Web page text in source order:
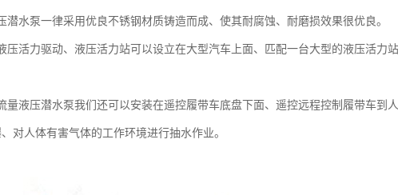
潜水泵一律采用优良不锈钢材质铸造而成、使其耐腐蚀、耐磨损效果很优良。
压活力驱动、液压活力站可以设立在大型汽车上面、匹配一台大型的液压活力
量液压潜水泵我们还可以安装在遥控履带车底盘下面、遥控远程控制履带车到
对人体有害气体的工作环境进行抽水作业。